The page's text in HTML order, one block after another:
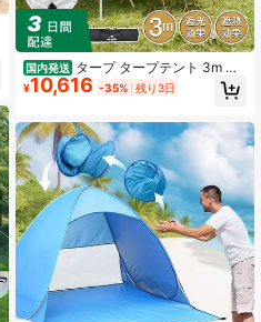
国内発送 タープ タープテント 3m ワ
ンタッチ ワンプッシュ センターロッ
ク プッシュボタン 設営 組み立て 簡
サンシェード UVカット
¥10,616 -35% 残り3日